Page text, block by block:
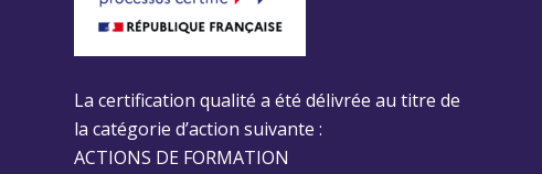
La certification qualité a été délivrée au titre de
la catégorie d’action suivante :
ACTIONS DE FORMATION